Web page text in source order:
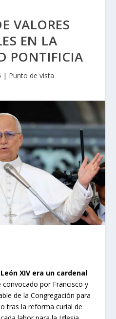
VALORES
EN LA
PONTIFICIA
| Punto de vista
XIV era un cardenal
convocado por Francisco y
de la Congregación para
tras la reforma curial de